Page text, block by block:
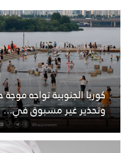
وتحذير غير مسبوق في...